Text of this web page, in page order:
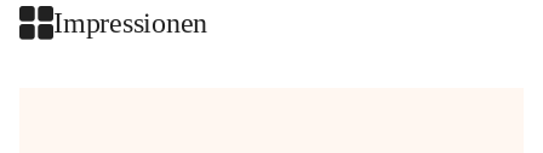
Impressionen